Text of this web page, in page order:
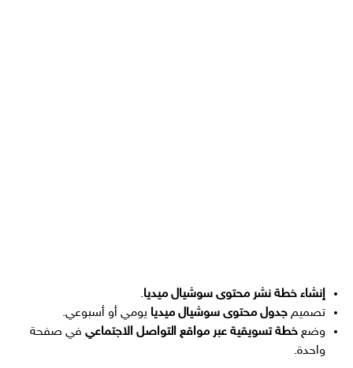
إنشاء خطة نشر محتوى سوشيال ميديا.
تصميم جدول محتوى سوشيال ميديا يومي أو أسبوعي.
وضع خطة تسويقية عبر مواقع التواصل الاجتماعي في صفحة
واحدة.